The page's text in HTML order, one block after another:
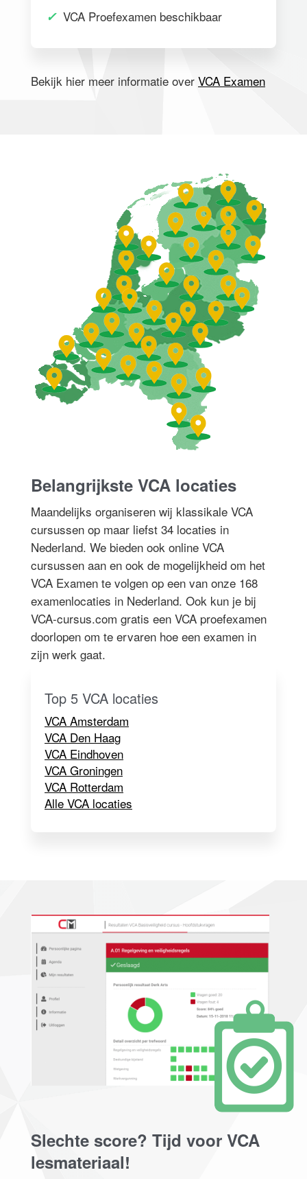
✓ VCA Proefexamen beschikbaar
Bekijk hier meer informatie over VCA Examen
Belangrijkste VCA locaties
Maandelijks organiseren wij klassikale VCA
cursussen op maar liefst 34 locaties in
Nederland. We bieden ook online VCA
cursussen aan en ook de mogelijkheid om het
VCA Examen te volgen op een van onze 168
examenlocaties in Nederland. Ook kun je bij
VCA-cursus.com gratis een VCA proefexamen
doorlopen om te ervaren hoe een examen in
zijn werk gaat.
Top 5 VCA locaties
VCA Amsterdam
VCA Den Haag
VCA Eindhoven
VCA Groningen
VCA Rotterdam
Alle VCA locaties
Slechte score? Tijd voor VCA
lesmateriaal!